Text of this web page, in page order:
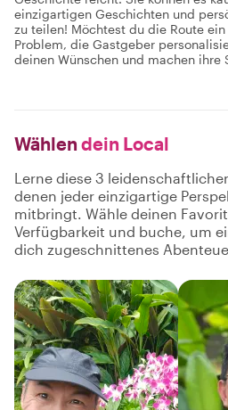
einzigartigen Geschichten und
zu teilen! Möchtest du die Route
Problem, die Gastgeber
deinen Wünschen und machen ihre
Wählen dein Local
Lerne diese 3
denen jeder einzigartige
mitbringt. Wähle deinen
Verfügbarkeit und buche, um
dich zugeschnittenes